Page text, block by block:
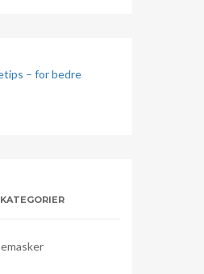
– for bedre